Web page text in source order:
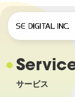
サービス
サービス